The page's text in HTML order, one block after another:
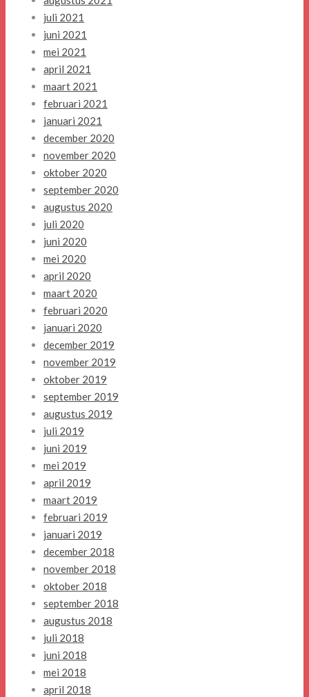
juli 2021
juni 2021
mei 2021
april 2021
maart 2021
februari 2021
januari 2021
december 2020
november 2020
oktober 2020
september 2020
augustus 2020
juli 2020
juni 2020
mei 2020
april 2020
maart 2020
februari 2020
januari 2020
december 2019
november 2019
oktober 2019
september 2019
augustus 2019
juli 2019
juni 2019
mei 2019
april 2019
maart 2019
februari 2019
januari 2019
december 2018
november 2018
oktober 2018
september 2018
augustus 2018
juli 2018
juni 2018
mei 2018
april 2018